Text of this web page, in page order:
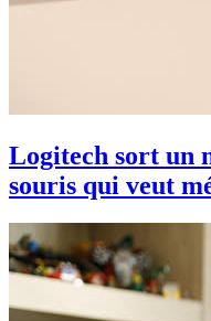
Logitech sort un
souris qui veut